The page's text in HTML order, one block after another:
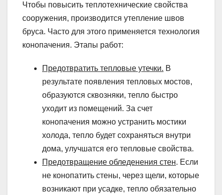
Чтобы повысить теплотехнические свойства
сооружения, производится утепление швов
бруса. Часто для этого применяется технология
конопачения. Этапы работ:
Предотвратить тепловые утечки. В
результате появления тепловых мостов,
образуются сквозняки, тепло быстро
уходит из помещений. За счет
конопачения можно устранить мостики
холода, тепло будет сохраняться внутри
дома, улучшатся его тепловые свойства.
Предотвращение обледенения стен. Если
не конопатить стены, через щели, которые
возникают при усадке, тепло обязательно